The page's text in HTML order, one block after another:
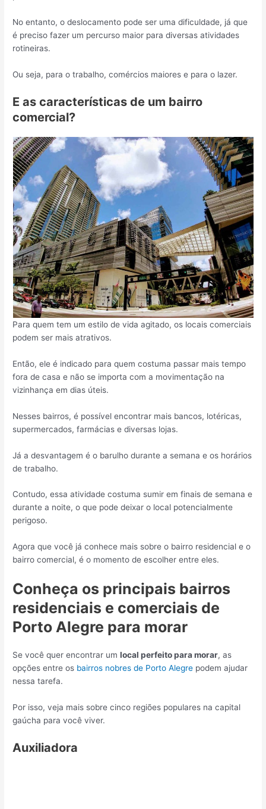
No entanto, o deslocamento pode ser uma dificuldade, já que
é preciso fazer um percurso maior para diversas atividades
rotineiras.
Ou seja, para o trabalho, comércios maiores e para o lazer.
E as características de um bairro
comercial?
Para quem tem um estilo de vida agitado, os locais comerciais
podem ser mais atrativos.
Então, ele é indicado para quem costuma passar mais tempo
fora de casa e não se importa com a movimentação na
vizinhança em dias úteis.
Nesses bairros, é possível encontrar mais bancos, lotéricas,
supermercados, farmácias e diversas lojas.
Já a desvantagem é o barulho durante a semana e os horários
de trabalho.
Contudo, essa atividade costuma sumir em finais de semana e
durante a noite, o que pode deixar o local potencialmente
perigoso.
Agora que você já conhece mais sobre o bairro residencial e o
bairro comercial, é o momento de escolher entre eles.
Conheça os principais bairros
residenciais e comerciais de
Porto Alegre para morar
Se você quer encontrar umlocal perfeito para morar, as
opções entre os bairros nobres de Porto Alegre podem ajudar
nessa tarefa.
Por isso, veja mais sobre cinco regiões populares na capital
gaúcha para você viver.
Auxiliadora